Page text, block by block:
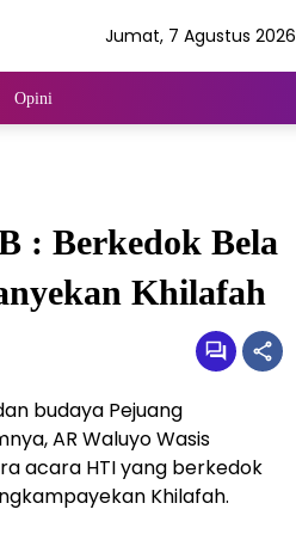
Jumat, 7 Agustus 2026
Opini
: Berkedok Bela
Khilafah
budaya Pejuang
AR Waluyo Wasis
acara HTI yang berkedok
Khilafah.